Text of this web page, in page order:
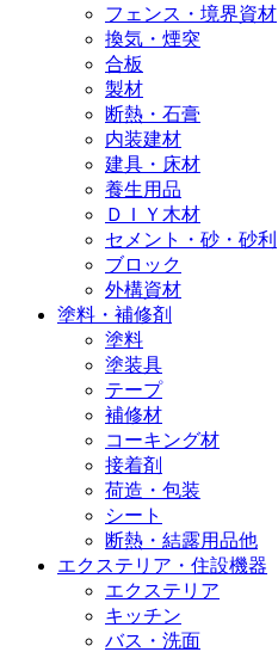
フェンス・境界資材
換気・煙突
合板
製材
断熱・石膏
内装建材
建具・床材
養生用品
ＤＩＹ木材
セメント・砂・砂利
ブロック
外構資材
塗料・補修剤
塗料
塗装具
テープ
補修材
コーキング材
接着剤
荷造・包装
シート
断熱・結露用品他
エクステリア・住設機器
エクステリア
キッチン
バス・洗面